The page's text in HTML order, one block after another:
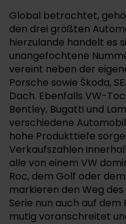
Global betrachtet,
den drei größten
hierzulande handelt es
unangefochtene
vereint neben der
Porsche sowie Škoda,
Dach. Ebenfalls VW-
Bentley, Bugatti und
verschiedene
hohe Produkttiefe
Verkaufszahlen
alle von einem VW
Roc, dem Golf oder
markieren den Weg
Serie nun auch auf
mutig voranschreitet